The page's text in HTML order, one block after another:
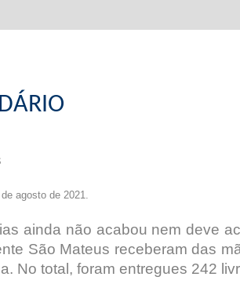
agosto de 2021.
ainda não acabou nem deve
São Mateus receberam das
No total, foram entregues 242